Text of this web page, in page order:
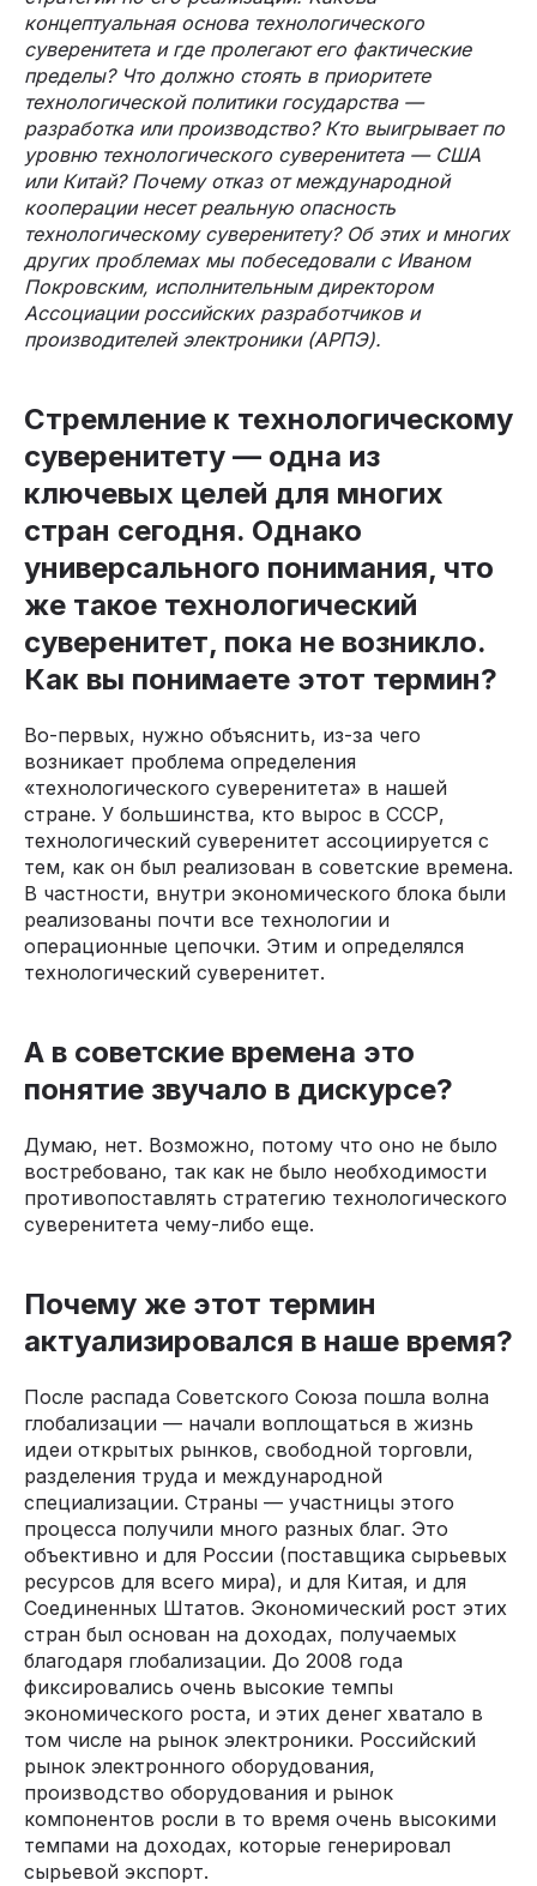
концептуальная основа технологического
суверенитета и где пролегают его фактические
пределы? Что должно стоять в приоритете
технологической политики государства —
разработка или производство? Кто выигрывает по
уровню технологического суверенитета — США
или Китай? Почему отказ от международной
кооперации несет реальную опасность
технологическому суверенитету? Об этих и многих
других проблемах мы побеседовали с Иваном
Покровским, исполнительным директором
Ассоциации российских разработчиков и
производителей электроники (АРПЭ).
Стремление к технологическому
суверенитету — одна из
ключевых целей для многих
стран сегодня. Однако
универсального понимания, что
же такое технологический
суверенитет, пока не возникло.
Как вы понимаете этот термин?
Во-первых, нужно объяснить, из-за чего
возникает проблема определения
«технологического суверенитета» в нашей
стране. У большинства, кто вырос в СССР,
технологический суверенитет ассоциируется с
тем, как он был реализован в советские времена.
В частности, внутри экономического блока были
реализованы почти все технологии и
операционные цепочки. Этим и определялся
технологический суверенитет.
А в советские времена это
понятие звучало в дискурсе?
Думаю, нет. Возможно, потому что оно не было
востребовано, так как не было необходимости
противопоставлять стратегию технологического
суверенитета чему-либо еще.
Почему же этот термин
актуализировался в наше время?
После распада Советского Союза пошла волна
глобализации — начали воплощаться в жизнь
идеи открытых рынков, свободной торговли,
разделения труда и международной
специализации. Страны — участницы этого
процесса получили много разных благ. Это
объективно и для России (поставщика сырьевых
ресурсов для всего мира), и для Китая, и для
Соединенных Штатов. Экономический рост этих
стран был основан на доходах, получаемых
благодаря глобализации. До 2008 года
фиксировались очень высокие темпы
экономического роста, и этих денег хватало в
том числе на рынок электроники. Российский
рынок электронного оборудования,
производство оборудования и рынок
компонентов росли в то время очень высокими
темпами на доходах, которые генерировал
сырьевой экспорт.